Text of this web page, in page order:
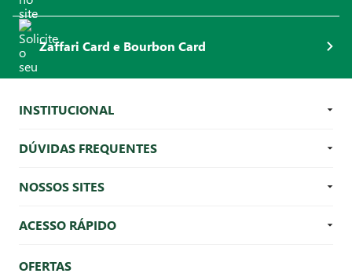
Zaffari Card e Bourbon Card
INSTITUCIONAL
DÚVIDAS FREQUENTES
NOSSOS SITES
ACESSO RÁPIDO
OFERTAS